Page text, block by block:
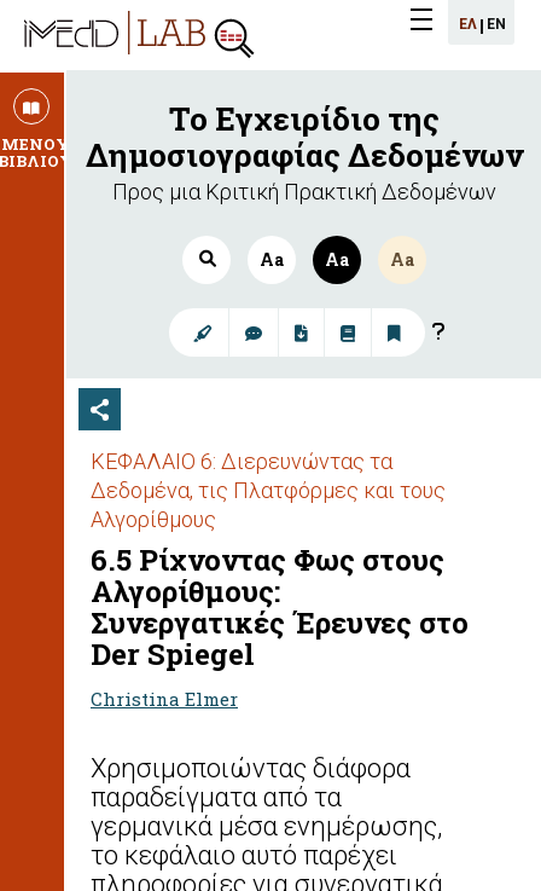
iMEdD
logo
iMEdD
Lab
MenuΕΛ ΕN
ΜΕΝΟΥ
Το Εγχειρίδιο της
Δημοσιογραφίας Δεδομένων
Προς μια Κριτική Πρακτική Δεδομένων
Aa Aa Aa
ΚΕΦΑΛΑΙΟ 6: Διερευνώντας τα
Δεδομένα, τις Πλατφόρμες και τους
Αλγορίθμους
6.5 Ρίχνοντας Φως στους
Αλγορίθμους:
Συνεργατικές Έρευνες στο
Der Spiegel
Christina Elmer
Χρησιμοποιώντας διάφορα
παραδείγματα από τα
γερμανικά μέσα ενημέρωσης,
το κεφάλαιο αυτό παρέχει
πληροφορίες για συνεργατικά